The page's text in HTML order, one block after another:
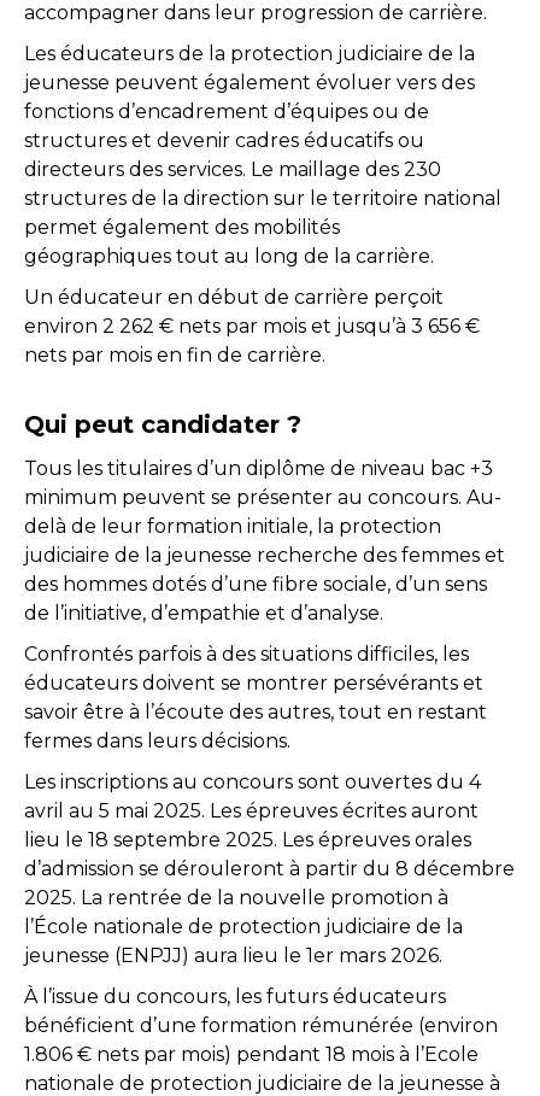
accompagner dans leur progression de carrière.
Les éducateurs de la protection judiciaire de la
jeunesse peuvent également évoluer vers des
fonctions d’encadrement d’équipes ou de
structures et devenir cadres éducatifs ou
directeurs des services. Le maillage des 230
structures de la direction sur le territoire national
permet également des mobilités
géographiques tout au long de la carrière.
Un éducateur en début de carrière perçoit
environ 2 262 € nets par mois et jusqu’à 3 656 €
nets par mois en fin de carrière.
Qui peut candidater ?
Tous les titulaires d’un diplôme de niveau bac +3
minimum peuvent se présenter au concours. Au-
delà de leur formation initiale, la protection
judiciaire de la jeunesse recherche des femmes et
des hommes dotés d’une fibre sociale, d’un sens
de l’initiative, d’empathie et d’analyse.
Confrontés parfois à des situations difficiles, les
éducateurs doivent se montrer persévérants et
savoir être à l’écoute des autres, tout en restant
fermes dans leurs décisions.
Les inscriptions au concours sont ouvertes du 4
avril au 5 mai 2025. Les épreuves écrites auront
lieu le 18 septembre 2025. Les épreuves orales
d’admission se dérouleront à partir du 8 décembre
2025. La rentrée de la nouvelle promotion à
l’École nationale de protection judiciaire de la
jeunesse (ENPJJ) aura lieu le 1er mars 2026.
À l’issue du concours, les futurs éducateurs
bénéficient d’une formation rémunérée (environ
1.806 € nets par mois) pendant 18 mois à l’Ecole
nationale de protection judiciaire de la jeunesse à